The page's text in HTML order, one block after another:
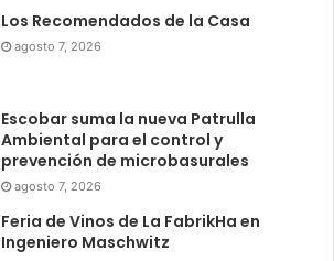
Los Recomendados de la Casa
agosto 7, 2026
Escobar suma la nueva Patrulla
Ambiental para el control y
prevención de microbasurales
agosto 7, 2026
Feria de Vinos de La FabrikHa en
Ingeniero Maschwitz